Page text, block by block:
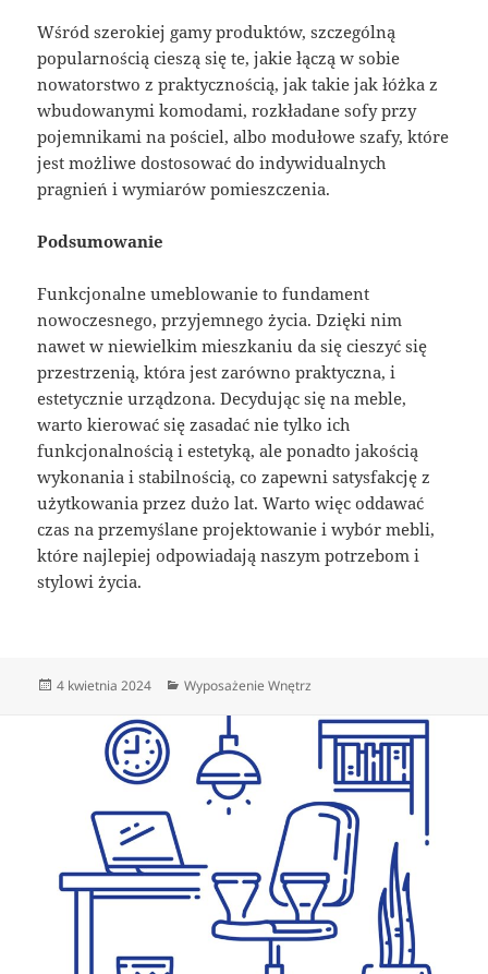
Wśród szerokiej gamy produktów, szczególną
popularnością cieszą się te, jakie łączą w sobie
nowatorstwo z praktycznością, jak takie jak łóżka z
wbudowanymi komodami, rozkładane sofy przy
pojemnikami na pościel, albo modułowe szafy, które
jest możliwe dostosować do indywidualnych
pragnień i wymiarów pomieszczenia.
Podsumowanie
Funkcjonalne umeblowanie to fundament
nowoczesnego, przyjemnego życia. Dzięki nim
nawet w niewielkim mieszkaniu da się cieszyć się
przestrzenią, która jest zarówno praktyczna, i
estetycznie urządzona. Decydując się na meble,
warto kierować się zasadać nie tylko ich
funkcjonalnością i estetyką, ale ponadto jakością
wykonania i stabilnością, co zapewni satysfakcję z
użytkowania przez dużo lat. Warto więc oddawać
czas na przemyślane projektowanie i wybór mebli,
które najlepiej odpowiadają naszym potrzebom i
stylowi życia.
Data
4 kwietnia 2024 Kategorie
Wyposażenie Wnętrz